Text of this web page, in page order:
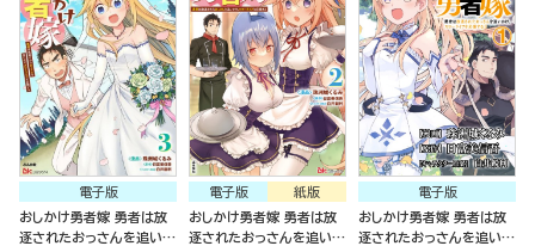
電子版
おしかけ勇者嫁 勇者は放
逐されたおっさんを追いか
紙版
電子版
おしかけ勇者嫁 勇者は放
逐されたおっさんを追いか
電子版
おしかけ勇者嫁 勇者は放
逐されたおっさんを追いか